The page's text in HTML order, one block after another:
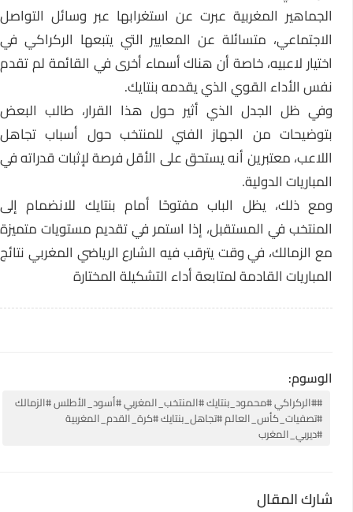
الجماهير المغربية عبرت عن استغرابها عبر وسائل التواصل
الاجتماعي، متسائلة عن المعايير التي يتبعها الركراكي في
اختيار لاعبيه، خاصة أن هناك أسماء أخرى في القائمة لم تقدم
نفس الأداء القوي الذي يقدمه بنتايك.
وفي ظل الجدل الذي أثير حول هذا القرار، طالب البعض
بتوضيحات من الجهاز الفني للمنتخب حول أسباب تجاهل
اللاعب، معتبرين أنه يستحق على الأقل فرصة لإثبات قدراته في
المباريات الدولية.
ومع ذلك، يظل الباب مفتوحًا أمام بنتايك للانضمام إلى
المنتخب في المستقبل، إذا استمر في تقديم مستويات متميزة
مع الزمالك، في وقت يترقب فيه الشارع الرياضي المغربي نتائج
المباريات القادمة لمتابعة أداء التشكيلة المختارة
الوسوم:
##الركراكي #محمود_بنتايك #المنتخب_المغربي #أسود_الأطلس #الزمالك
#تصفيات_كأس_العالم #تجاهل_بنتايك #كرة_القدم_المغربية
#ديربي_المغرب
شارك المقال